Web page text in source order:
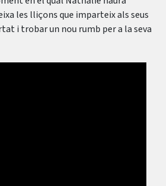
les lliçons que imparteix als seus
i trobar un nou rumb per a la seva